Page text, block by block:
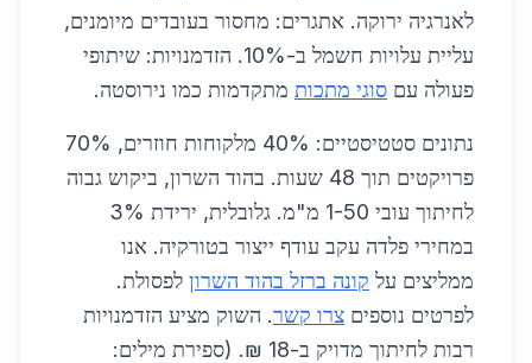
לאנרגיה ירוקה. אתגרים: מחסור בעובדים מיומנים,
עליית עלויות חשמל ב-10%. הזדמנויות: שיתופי
פעולה עם סוגי מתכות מתקדמות כמו נירוסטה.
נתונים סטטיסטיים: 40% מלקוחות חוזרים, 70%
פרויקטים תוך 48 שעות. בהוד השרון, ביקוש גבוה
לחיתוך עובי 1-50 מ"מ. גלובלית, ירידת 3%
במחירי פלדה עקב עודף ייצור בטורקיה. אנו
ממליצים על קונה ברזל בהוד השרון לפסולת.
לפרטים נוספים צרו קשר. השוק מציע הזדמנויות
רבות לחיתוך מדויק ב-18 ₪. (ספירת מילים: